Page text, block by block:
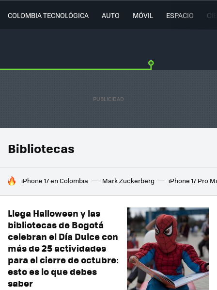
COLOMBIA TECNOLÓGICA AUTO MÓVIL ESPACIO
Bibliotecas
HOY SE HABLA DE
iPhone 17 en Colombia Mark Zuckerberg iPhone 17 Pro
Llega Halloween y las
bibliotecas de Bogotá
celebran el Día Dulce con
más de 25 actividades
para el cierre de octubre:
esto es lo que debes
saber